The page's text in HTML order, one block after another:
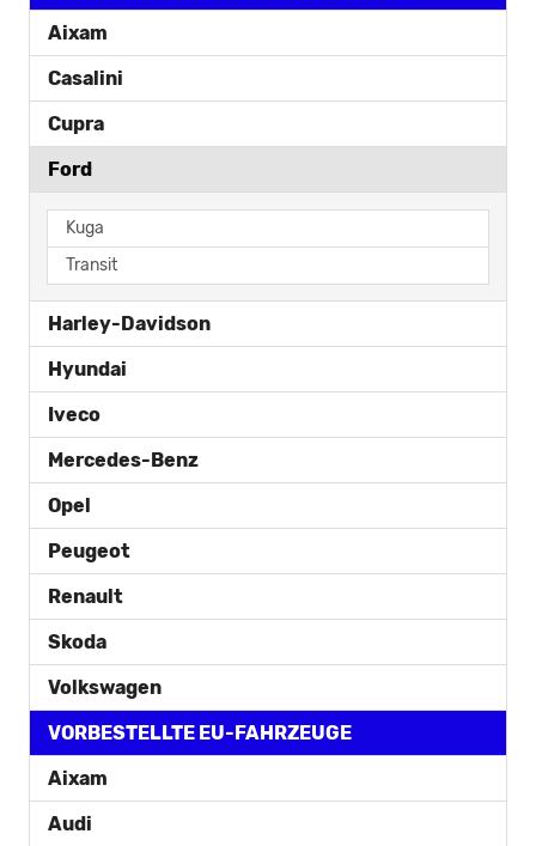
Aixam
Casalini
Cupra
Ford
Kuga
Transit
Harley-Davidson
Hyundai
Iveco
Mercedes-Benz
Opel
Peugeot
Renault
Skoda
Volkswagen
VORBESTELLTE EU-FAHRZEUGE
Aixam
Audi